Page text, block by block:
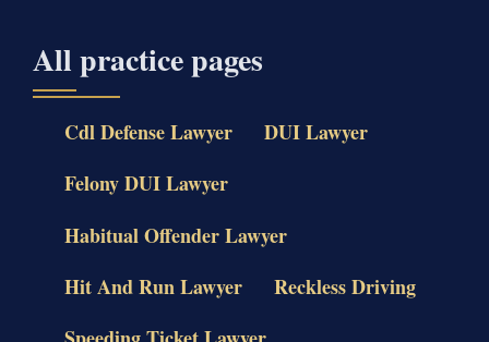
All practice pages
Cdl Defense Lawyer
DUI Lawyer
Felony DUI Lawyer
Habitual Offender Lawyer
Hit And Run Lawyer
Reckless Driving